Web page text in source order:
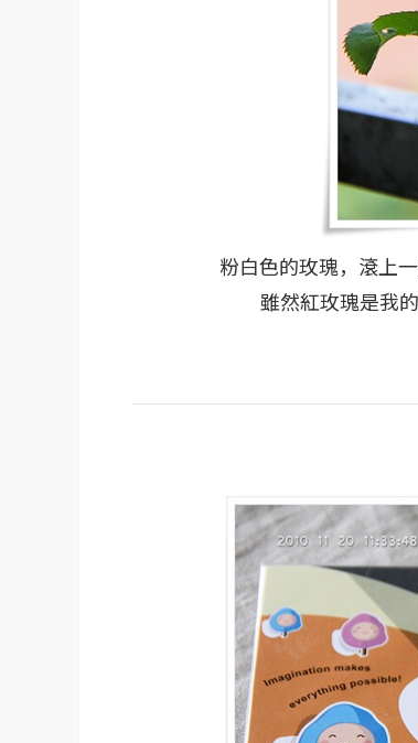
粉白色的玫瑰，滾上
雖然紅玫瑰是我